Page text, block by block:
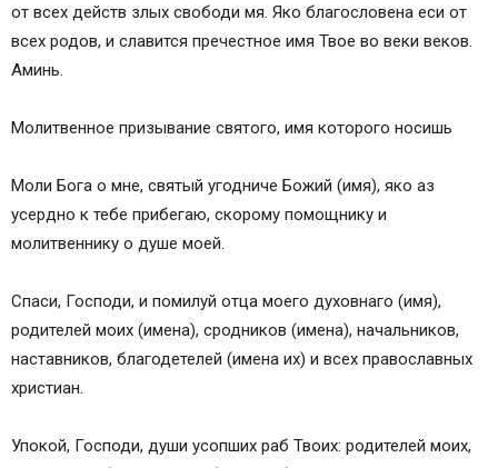
от всех действ злых свободи мя. Яко благословена еси от
всех родов, и славится пречестное имя Твое во веки веков.
Аминь.
Молитвенное призывание святого, имя которого носишь
Моли Бога о мне, святый угодниче Божий (имя), яко аз
усердно к тебе прибегаю, скорому помощнику и
молитвеннику о душе моей.
Спаси, Господи, и помилуй отца моего духовнаго (имя),
родителей моих (имена), сродников (имена), начальников,
наставников, благодетелей (имена их) и всех православных
христиан.
Упокой, Господи, души усопших раб Твоих: родителей моих,